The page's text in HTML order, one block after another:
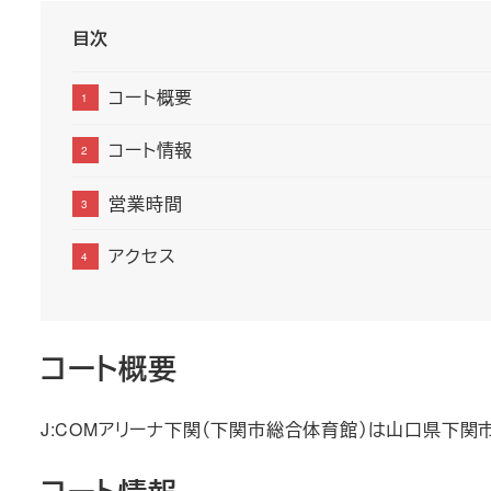
目次
コート概要
コート情報
営業時間
アクセス
コート概要
J:COMアリーナ下関（下関市総合体育館）は山口県下関